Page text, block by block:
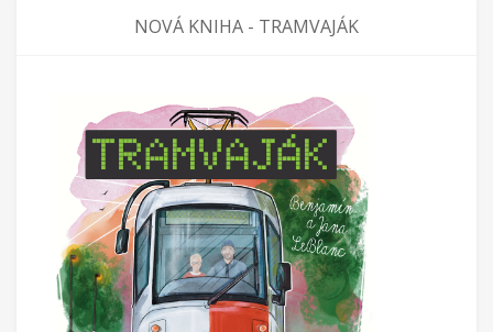
NOVÁ KNIHA - TRAMVAJÁK